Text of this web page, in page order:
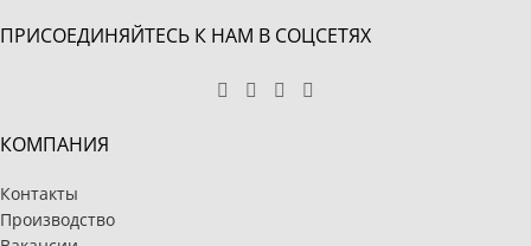
ПРИСОЕДИНЯЙТЕСЬ К НАМ В СОЦСЕТЯХ
КОМПАНИЯ
Контакты
Производство